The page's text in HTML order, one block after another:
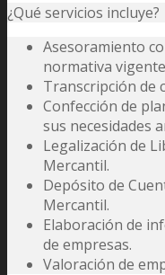
¿Qué servicios incluye?
Asesoramiento
normativa
Transcripción de
Confección de
sus necesidades
Legalización de
Mercantil.
Depósito de
Mercantil.
Elaboración de
de empresas.
Valoración de